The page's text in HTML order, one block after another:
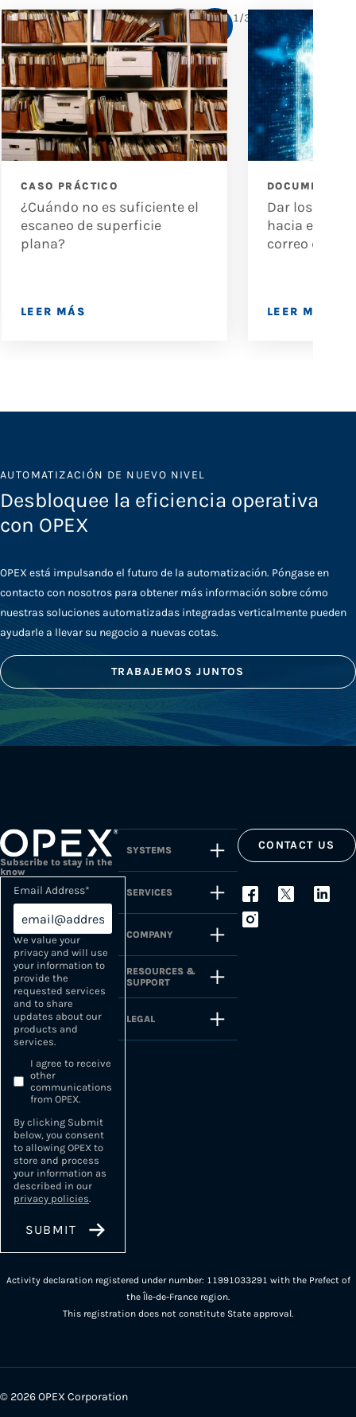
CASO PRÁCTICO
¿Cuándo no es suficiente el
escaneo de superficie
plana?
LEER MÁS
DOCUMENTO
Dar los
hacia el
correo digital
LEER MÁS
1/3
AUTOMATIZACIÓN DE NUEVO NIVEL
Desbloquee la eficiencia operativa
con OPEX
OPEX está impulsando el futuro de la automatización. Póngase en
contacto con nosotros para obtener más información sobre cómo
nuestras soluciones automatizadas integradas verticalmente pueden
ayudarle a llevar su negocio a nuevas cotas.
TRABAJEMOS JUNTOS
Subscribe to stay in the
know
Email Address*
We value your
privacy and will use
your information to
provide the
requested services
and to share
updates about our
products and
services.
I agree to receive
other
communications
from OPEX.
By clicking Submit
below, you consent
to allowing OPEX to
store and process
your information as
described in our
privacy policies.
SYSTEMS
SERVICES
COMPANY
RESOURCES &
SUPPORT
LEGAL
CONTACT US
Activity declaration registered under number: 11991033291 with the Prefect of
the Île-de-France region.
This registration does not constitute State approval.
© 2026 OPEX Corporation